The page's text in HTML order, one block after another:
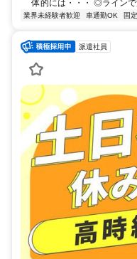
体的には・・・ ◎ライン
業界未経験者歓迎 車通勤OK 固
派遣社員